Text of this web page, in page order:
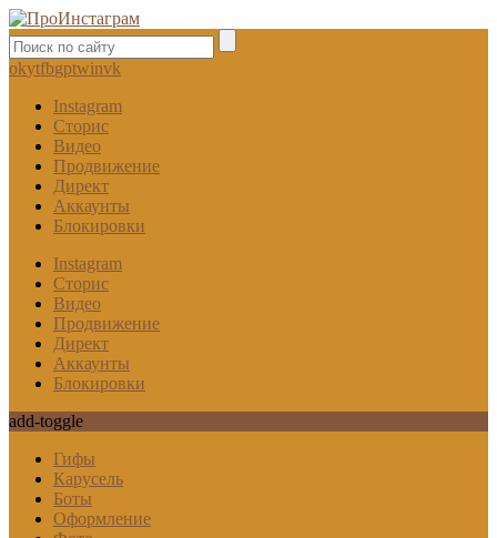
okytfbgptwinvk
Instagram
Сторис
Видео
Продвижение
Директ
Аккаунты
Блокировки
Instagram
Сторис
Видео
Продвижение
Директ
Аккаунты
Блокировки
add-toggle
Гифы
Карусель
Боты
Оформление